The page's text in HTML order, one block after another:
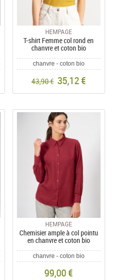
HEMPAGE
T-shirt Femme col rond en
chanvre et coton bio
chanvre - coton bio
43,90 € 35,12 €
HEMPAGE
Chemisier ample à col pointu
en chanvre et coton bio
chanvre - coton bio
99,00 €